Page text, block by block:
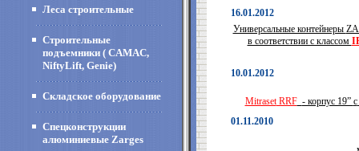
Леса строительные
Строительные
подъемники ( CAMAC,
NiftyLift, Genie)
Складское оборудование
Спецконструкции
алюминиевые Zarges
16.01.2012
Универсальные контейнеры
в соответствии с классом
10.01.2012
MitrasetRRF - корпус 19” c
01.11.2010